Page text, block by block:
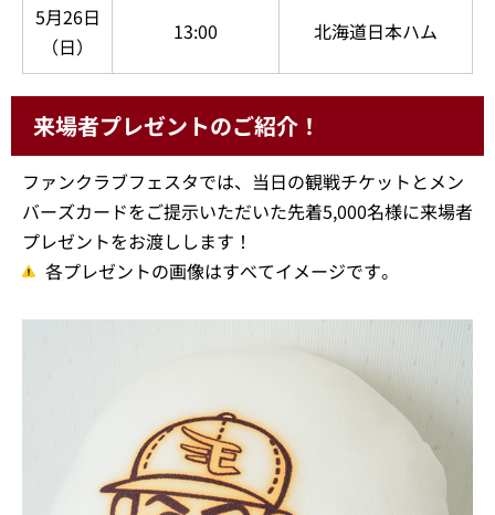
5月26日
（日）
13:00 北海道日本ハム
来場者プレゼントのご紹介！
ファンクラブフェスタでは、当日の観戦チケットとメン
バーズカードをご提示いただいた先着5,000名様に来場者
プレゼントをお渡しします！
各プレゼントの画像はすべてイメージです。